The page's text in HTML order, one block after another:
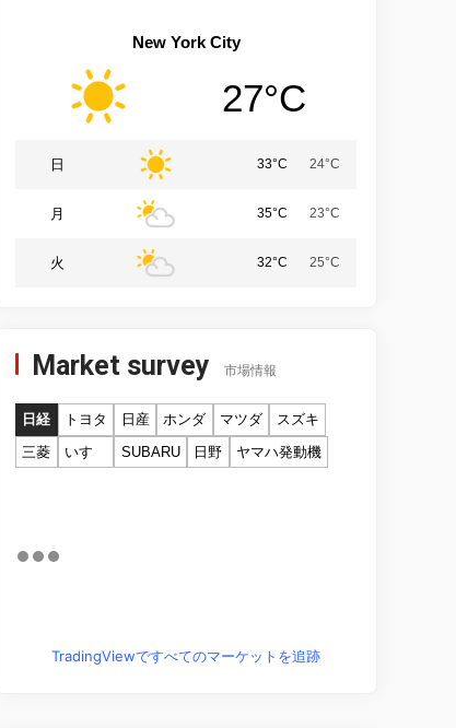
New York City
27°C
日 33°C 24°C
月 35°C 23°C
火 32°C 25°C
Market survey 市場情報
日経 トヨタ 日産 ホンダ マツダ
スズキ
三菱
いすゞ SUBARU 日野 ヤマハ発動機
TradingViewですべてのマーケットを追跡